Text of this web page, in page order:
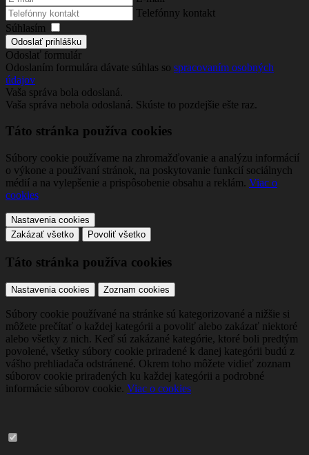
Telefónny kontakt
Súhlasím
Odoslať formulár
Odoslaním formulára dávate súhlas so spracovaním osobných
údajov
Vaša správa bola odoslaná.
Vaša správa nebola odoslaná. Skúste to pozdejšie ešte raz.
Táto stránka používa cookies
Súbory cookie používame na zhromažďovanie a analýzu informácií
o výkone a používaní stránok, na poskytovanie funkcií sociálnych
médií a na vylepšenie a prispôsobenie obsahu a reklám. Viac o
cookies
Nastavenia cookies
Zakázať všetko
Povoliť všetko
Táto stránka používa cookies
Nastavenia cookies Zoznam cookies
Súbory cookie používané na stránke sú kategorizované a nižšie si
môžete prečítať o každej kategórii a povoliť alebo zakázať niektoré
alebo všetky z nich. Keď sú zakázané kategórie, ktoré boli predtým
povolené, všetky súbory cookie priradené k danej kategórii budú z
vášho prehliadača odstránené. Okrem toho môžete vidieť zoznam
súborov cookie priradených ku každej kategórii a podrobné
informácie súborov cookie. Viac o cookies